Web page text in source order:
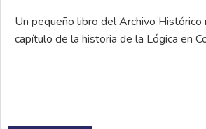
Un pequeño libro del Archivo Histórico
capítulo de la historia de la Lógica en